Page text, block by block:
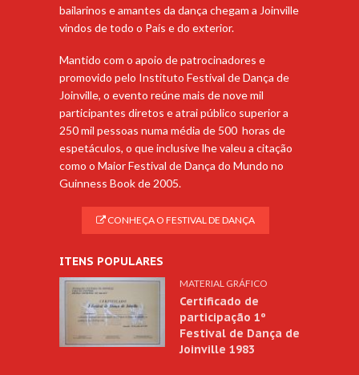
bailarinos e amantes da dança chegam a Joinville
vindos de todo o País e do exterior.
Mantido com o apoio de patrocinadores e
promovido pelo Instituto Festival de Dança de
Joinville, o evento reúne mais de nove mil
participantes diretos e atrai público superior a
250 mil pessoas numa média de 500 horas de
espetáculos, o que inclusive lhe valeu a citação
como o Maior Festival de Dança do Mundo no
Guinness Book de 2005.
CONHEÇA O FESTIVAL DE DANÇA
ITENS POPULARES
MATERIAL GRÁFICO
Certificado de
participação 1º
Festival de Dança de
Joinville 1983